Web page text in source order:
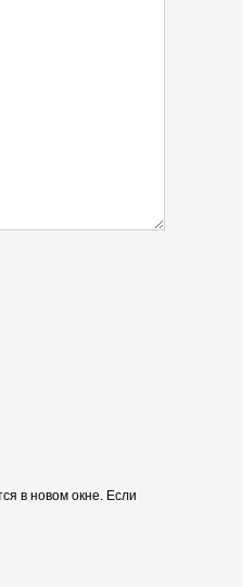
в новом окне. Если